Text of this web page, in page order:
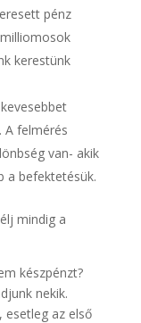
pénz
kerestünk
A felmérés
van- akik
a befektetésük.
mindig a
készpénzt?
nekik.
az első